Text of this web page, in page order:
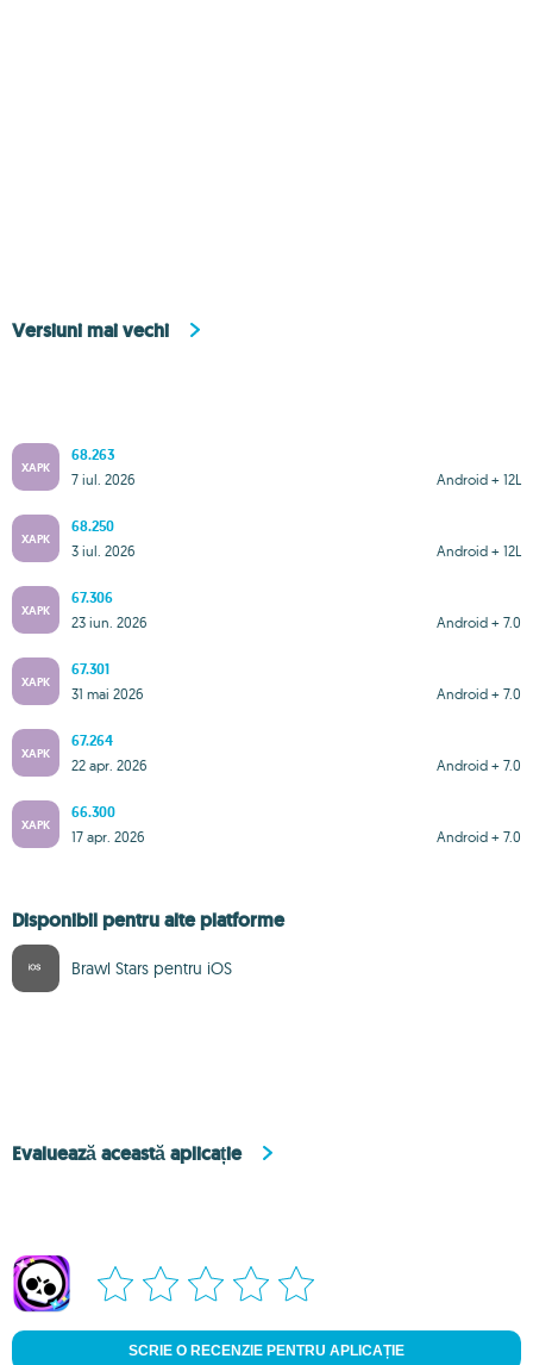
Versiuni mai vechi
XAPK
68.263
Android + 12L
7 iul. 2026
XAPK
68.250
Android + 12L
3 iul. 2026
XAPK
67.306
Android + 7.0
23 iun. 2026
XAPK
67.301
Android + 7.0
31 mai 2026
XAPK
67.264
Android + 7.0
22 apr. 2026
XAPK
66.300
Android + 7.0
17 apr. 2026
Disponibil pentru alte platforme
Brawl Stars pentru iOS
Evaluează această aplicație
SCRIE O RECENZIE PENTRU APLICAȚIE